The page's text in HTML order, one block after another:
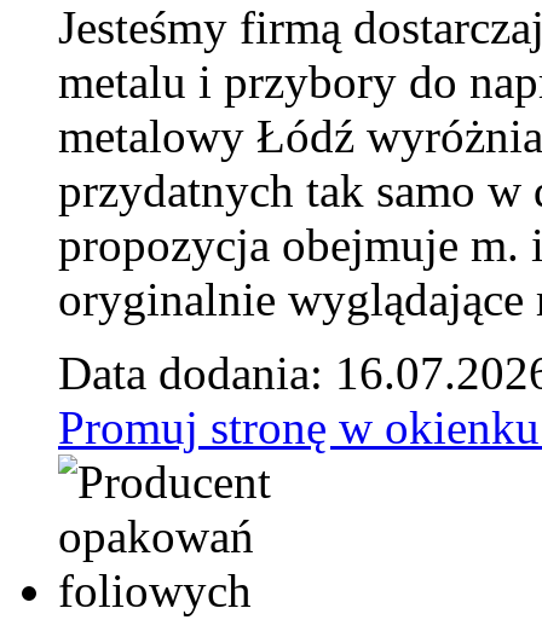
Jesteśmy firmą
metalu i przybory do
metalowy Łódź
przydatnych tak samo w
propozycja obejmuje m.
oryginalnie wyglądające
Data dodania:
Promuj stronę w